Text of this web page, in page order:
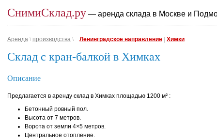
СнимиСклад.ру — аренда склада в Москве и
Аренда \ производства \ Ленинградское направление Химки
Склад с кран-балкой в Химках
Описание
Предлагается в аренду склад в Химках площадью 1200 м² :
Бетонный ровный пол.
Высота от 7 метров.
Ворота от земли 4×5 метров.
Центральное отопление.